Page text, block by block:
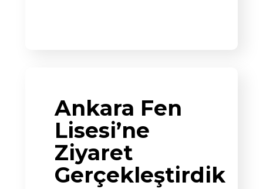
Ankara Fen
Lisesi’ne
Ziyaret
Gerçekleştirdik